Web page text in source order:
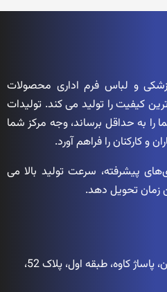
و لباس فرم اداری محصولات
کیفیت را تولید می کند. تولیدات
را به حداقل برساند، وجه مرکز شما
و کارکنان را فراهم آورد.
پیشرفته، سرعت تولید بالا می
زمان تحویل دهد.
آدرس: قائمشهر، خیابان تهران، پاساژ کاوه، طبقه اول، پلاک 52،